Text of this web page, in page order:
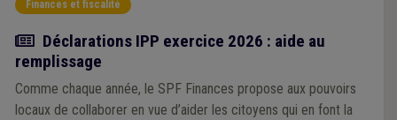
Finances et fiscalité
Actualité
Déclarations IPP exercice 2026 : aide au
remplissage
Comme chaque année, le SPF Finances propose aux pouvoirs
locaux de collaborer en vue d’aider les citoyens qui en font la